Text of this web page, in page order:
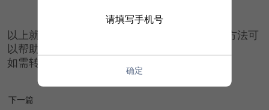
以上就是Excel制作条形码的技巧，希望上面的方法可
以帮助到你！
如需转载请注明源网址：https://www.xqppt.com/
下一篇
请填写手机号
确定